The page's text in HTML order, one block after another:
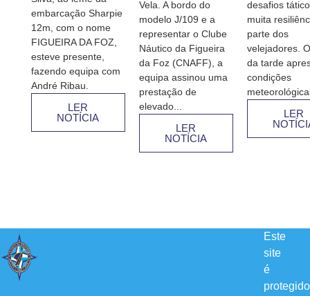
embarcação Sharpie
12m, com o nome
FIGUEIRA DA FOZ,
esteve presente,
fazendo equipa com
André Ribau.
LER
NOTÍCIA
Vela. A bordo do
modelo J/109 e a
representar o Clube
Náutico da Figueira
da Foz (CNAFF), a
equipa assinou uma
prestação de
elevado...
LER
NOTÍCIA
desafios
muita
parte dos
velejadores.
da tarde
condições
LER
Este
site
é
protegido